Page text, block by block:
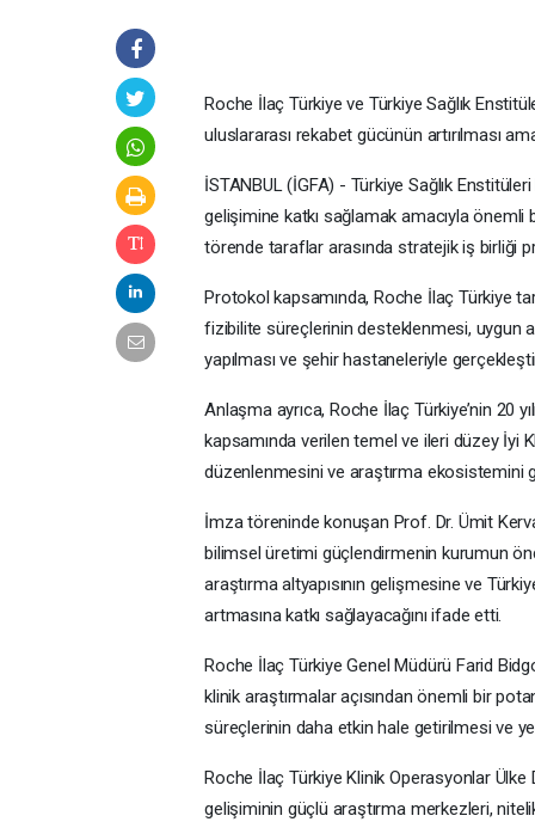
Roche İlaç Türkiye ve Türkiye Sağlık
uluslararası rekabet gücünün artırılması
İSTANBUL (İGFA) - Türkiye Sağlık
gelişimine katkı sağlamak amacıyla önemli
törende taraflar arasında stratejik iş birliği
Protokol kapsamında, Roche İlaç Türkiye
fizibilite süreçlerinin desteklenmesi, uygun
yapılması ve şehir hastaneleriyle
Anlaşma ayrıca, Roche İlaç Türkiye’nin 20
kapsamında verilen temel ve ileri düzey İyi
düzenlenmesini ve araştırma ekosistemini
İmza töreninde konuşan Prof. Dr. Ümit
bilimsel üretimi güçlendirmenin kurumun
araştırma altyapısının gelişmesine ve
artmasına katkı sağlayacağını ifade etti.
Roche İlaç Türkiye Genel Müdürü Farid
klinik araştırmalar açısından önemli bir
süreçlerinin daha etkin hale getirilmesi ve
Roche İlaç Türkiye Klinik Operasyonlar
gelişiminin güçlü araştırma merkezleri,